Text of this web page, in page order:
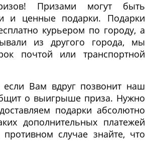
Призами могут быть
и ценные подарки. Подарки
курьером по городу, а
из другого города, мы
почтой или транспортной
если Вам вдруг позвонит наш
о выигрыше приза. Нужно
подарки абсолютно
дополнительных платежей
противном случае знайте, что